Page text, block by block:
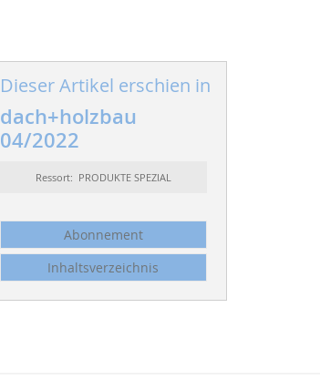
Dieser Artikel erschien in
dach+holzbau
04/2022
Ressort: PRODUKTE SPEZIAL
Abonnement
Inhaltsverzeichnis